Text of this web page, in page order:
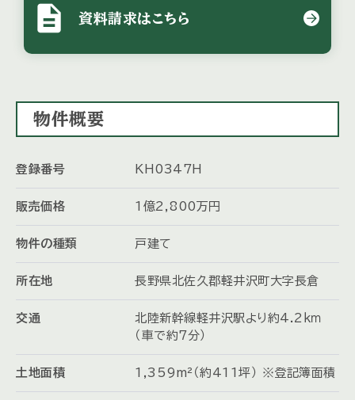
description 資料請求はこちら
物件概要
登録番号 KH0347H
販売価格 1 億2,800 万 円
物件の種類 戸建て
所在地 長野県北佐久郡軽井沢町大字長倉
交通
北陸新幹線軽井沢駅より約4.2ｋｍ
（車で約7分）
土地面積 1,359m²（約411坪） ※登記簿面積